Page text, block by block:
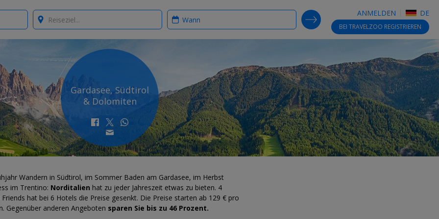
ANMELDEN DE
BEI TRAVELZOO REGISTRIEREN
Where? When?
SEARCH DEALS
Gardasee, Südtirol
& Dolomiten
Wandern in Südtirol, im Sommer Baden am Gardasee, im Herbst
im Trentino: Norditalien hat zu jeder Jahreszeit etwas zu bieten. 4
Friends hat bei 6 Hotels die Preise gesenkt. Die Preise starten ab 129 € pro
Gegenüber anderen Angeboten sparen Sie bis zu 46 Prozent.